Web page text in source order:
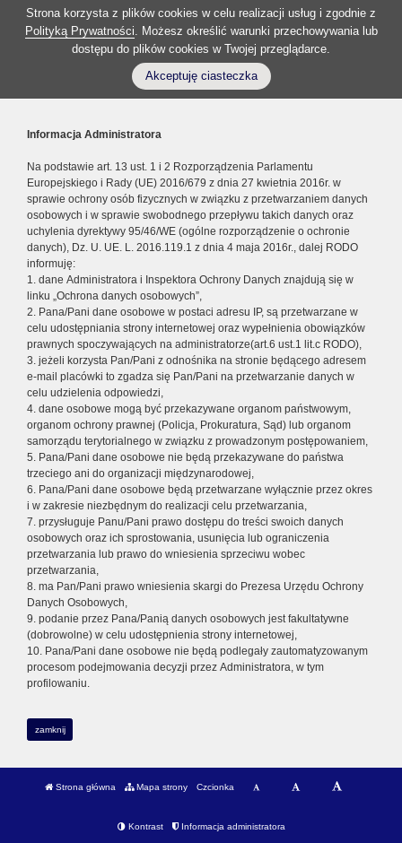
Strona korzysta z plików cookies w celu realizacji usług i zgodnie z
Polityką Prywatności. Możesz określić warunki przechowywania lub
dostępu do plików cookies w Twojej przeglądarce.
Akceptuję ciasteczka
Informacja Administratora
Na podstawie art. 13 ust. 1 i 2 Rozporządzenia Parlamentu
Europejskiego i Rady (UE) 2016/679 z dnia 27 kwietnia 2016r. w
sprawie ochrony osób fizycznych w związku z przetwarzaniem danych
osobowych i w sprawie swobodnego przepływu takich danych oraz
uchylenia dyrektywy 95/46/WE (ogólne rozporządzenie o ochronie
danych), Dz. U. UE. L. 2016.119.1 z dnia 4 maja 2016r., dalej RODO
informuję:
1. dane Administratora i Inspektora Ochrony Danych znajdują się w
linku „Ochrona danych osobowych”,
2. Pana/Pani dane osobowe w postaci adresu IP, są przetwarzane w
celu udostępniania strony internetowej oraz wypełnienia obowiązków
prawnych spoczywających na administratorze(art.6 ust.1 lit.c RODO),
3. jeżeli korzysta Pan/Pani z odnośnika na stronie będącego adresem
e-mail placówki to zgadza się Pan/Pani na przetwarzanie danych w
celu udzielenia odpowiedzi,
4. dane osobowe mogą być przekazywane organom państwowym,
organom ochrony prawnej (Policja, Prokuratura, Sąd) lub organom
samorządu terytorialnego w związku z prowadzonym postępowaniem,
5. Pana/Pani dane osobowe nie będą przekazywane do państwa
trzeciego ani do organizacji międzynarodowej,
6. Pana/Pani dane osobowe będą przetwarzane wyłącznie przez okres
i w zakresie niezbędnym do realizacji celu przetwarzania,
7. przysługuje Panu/Pani prawo dostępu do treści swoich danych
osobowych oraz ich sprostowania, usunięcia lub ograniczenia
przetwarzania lub prawo do wniesienia sprzeciwu wobec
przetwarzania,
8. ma Pan/Pani prawo wniesienia skargi do Prezesa Urzędu Ochrony
Danych Osobowych,
9. podanie przez Pana/Panią danych osobowych jest fakultatywne
(dobrowolne) w celu udostępnienia strony internetowej,
10. Pana/Pani dane osobowe nie będą podlegały zautomatyzowanym
procesom podejmowania decyzji przez Administratora, w tym
profilowaniu.
zamknij
Strona główna Mapa strony Czcionka
Kontrast Informacja administratora